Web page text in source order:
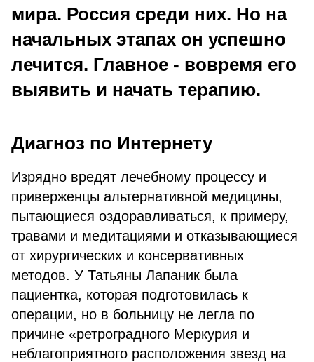
мира. Россия среди них. Но на
начальных этапах он успешно
лечится. Главное - вовремя его
выявить и начать терапию.
Диагноз по Интернету
Изрядно вредят лечебному процессу и
приверженцы альтернативной медицины,
пытающиеся оздоравливаться, к примеру,
травами и медитациями и отказывающиеся
от хирургических и консервативных
методов. У Татьяны Лапаник была
пациентка, которая подготовилась к
операции, но в больницу не легла по
причине «ретроградного Меркурия и
неблагоприятного расположения звезд на